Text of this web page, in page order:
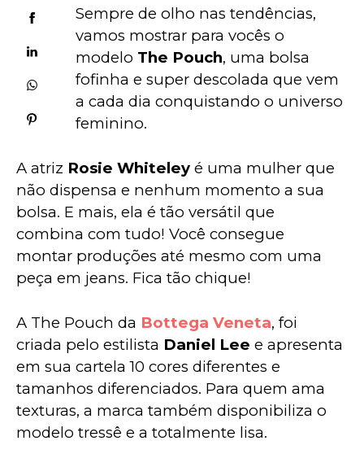
Sempre de olho nas tendências,
vamos mostrar para vocês o
modelo The Pouch, uma bolsa
fofinha e super descolada que vem
a cada dia conquistando o universo
feminino.
A atriz Rosie Whiteley é uma mulher que
não dispensa e nenhum momento a sua
bolsa. E mais, ela é tão versátil que
combina com tudo! Você consegue
montar produções até mesmo com uma
peça em jeans. Fica tão chique!
A The Pouch da Bottega Veneta, foi
criada pelo estilista Daniel Lee e apresenta
em sua cartela 10 cores diferentes e
tamanhos diferenciados. Para quem ama
texturas, a marca também disponibiliza o
modelo tressê e a totalmente lisa.